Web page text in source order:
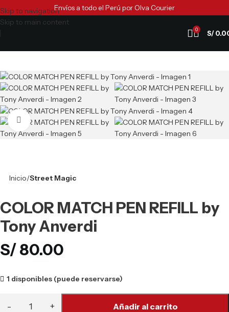
Skip to navigation
Skip to main content
Envíos a todo el Perú por Olva Courier
0 S/
Clic para ampliar
Inicio Street Magic
COLOR MATCH PEN REFILL by
Tony Anverdi
S/80.00
1 disponibles (puede reservarse)
Añadir al carrito